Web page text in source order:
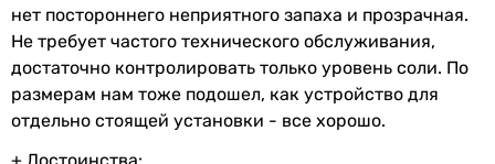
нет постороннего неприятного запаха и прозрачная.
Не требует частого технического обслуживания,
достаточно контролировать только уровень соли. По
размерам нам тоже подошел, как устройство для
отдельно стоящей установки - все хорошо.